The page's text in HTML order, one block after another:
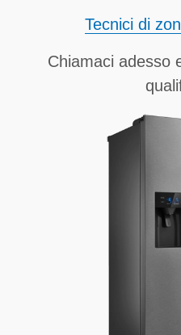
Tecnici di
Chiamaci adesso